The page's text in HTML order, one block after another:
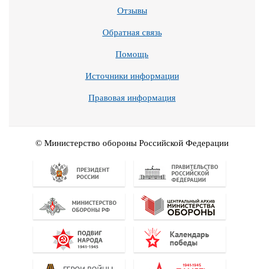
Отзывы
Обратная связь
Помощь
Источники информации
Правовая информация
© Министерство обороны Российской Федерации